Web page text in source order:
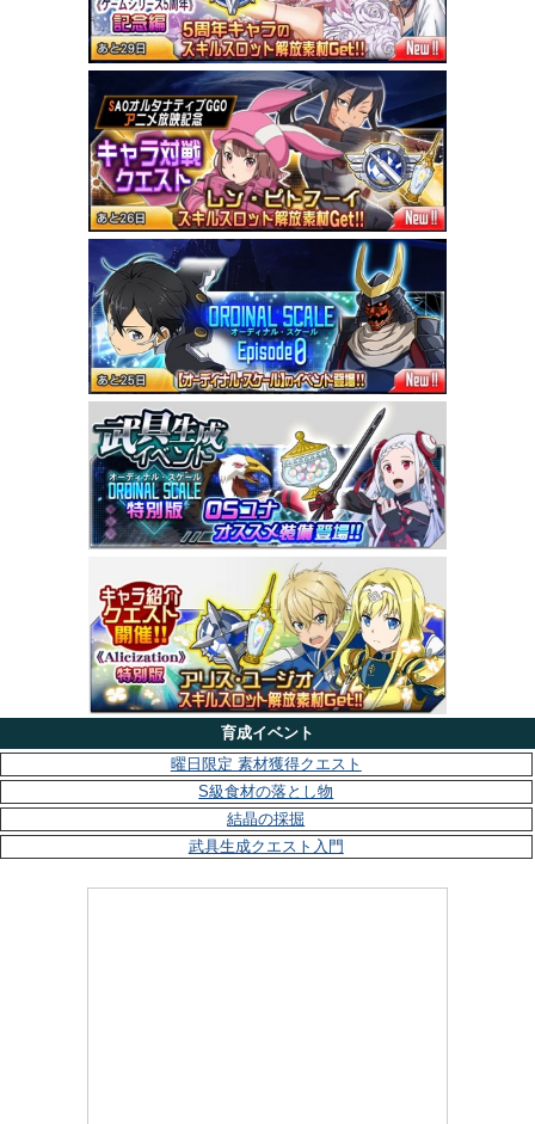
育成イベント
曜日限定 素材獲得クエスト
S級食材の落とし物
結晶の採掘
武具生成クエスト入門